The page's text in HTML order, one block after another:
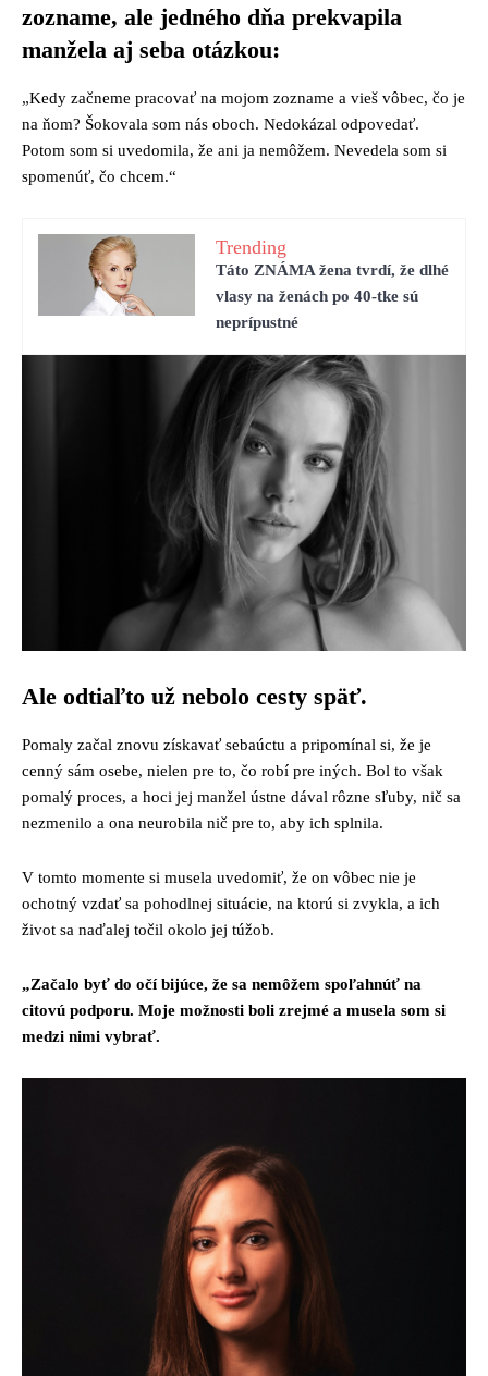
zozname, ale jedného dňa prekvapila
manžela aj seba otázkou:
„Kedy začneme pracovať na mojom zozname a vieš vôbec, čo je
na ňom? Šokovala som nás oboch. Nedokázal odpovedať.
Potom som si uvedomila, že ani ja nemôžem. Nevedela som si
spomenúť, čo chcem.“
Trending
Táto ZNÁMA žena tvrdí, že dlhé
vlasy na ženách po 40-tke sú
neprípustné
Ale odtiaľto už nebolo cesty späť.
Pomaly začal znovu získavať sebaúctu a pripomínal si, že je
cenný sám osebe, nielen pre to, čo robí pre iných. Bol to však
pomalý proces, a hoci jej manžel ústne dával rôzne sľuby, nič sa
nezmenilo a ona neurobila nič pre to, aby ich splnila.
V tomto momente si musela uvedomiť, že on vôbec nie je
ochotný vzdať sa pohodlnej situácie, na ktorú si zvykla, a ich
život sa naďalej točil okolo jej túžob.
„Začalo byť do očí bijúce, že sa nemôžem spoľahnúť na
citovú podporu. Moje možnosti boli zrejmé a musela som si
medzi nimi vybrať.